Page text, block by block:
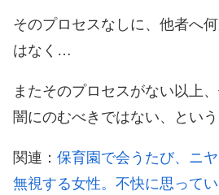
そのプロセスなしに、他者へ
はなく…
またそのプロセスがない以上
闇にのむべきではない、という
関連： 保育園で会うたび、ニ
無視する女性。不快に思って